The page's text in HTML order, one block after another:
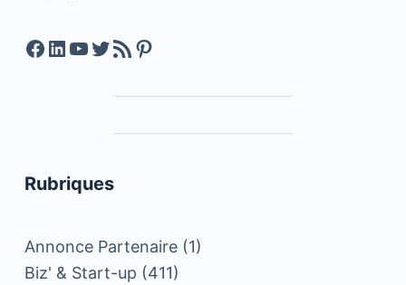
Facebook
LinkedIn
YouTube
Twitter
Feed RSSPinterest
Rubriques
Annonce Partenaire(1)
Biz' & Start-up (411)